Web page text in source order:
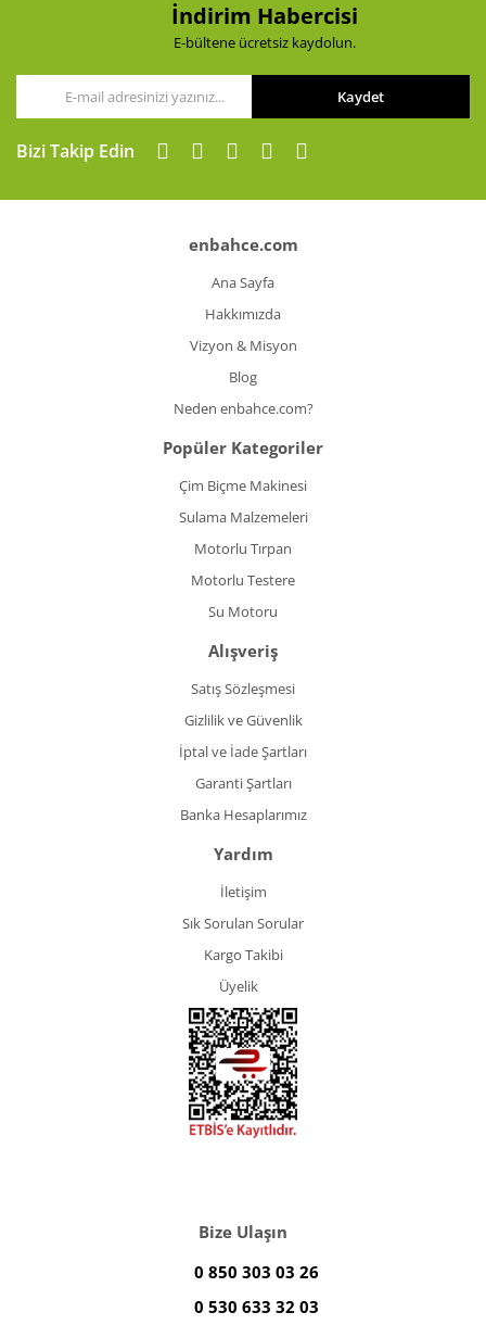
İndirim Habercisi
E-bültene ücretsiz kaydolun.
Kaydet
Bizi Takip Edin
enbahce.com
Ana Sayfa
Hakkımızda
Vizyon & Misyon
Blog
Neden enbahce.com?
Popüler Kategoriler
Çim Biçme Makinesi
Sulama Malzemeleri
Motorlu Tırpan
Motorlu Testere
Su Motoru
Alışveriş
Satış Sözleşmesi
Gizlilik ve Güvenlik
İptal ve İade Şartları
Garanti Şartları
Banka Hesaplarımız
Yardım
İletişim
Sık Sorulan Sorular
Kargo Takibi
Üyelik
Bize Ulaşın
0 850 303 03 26
0 530 633 32 03